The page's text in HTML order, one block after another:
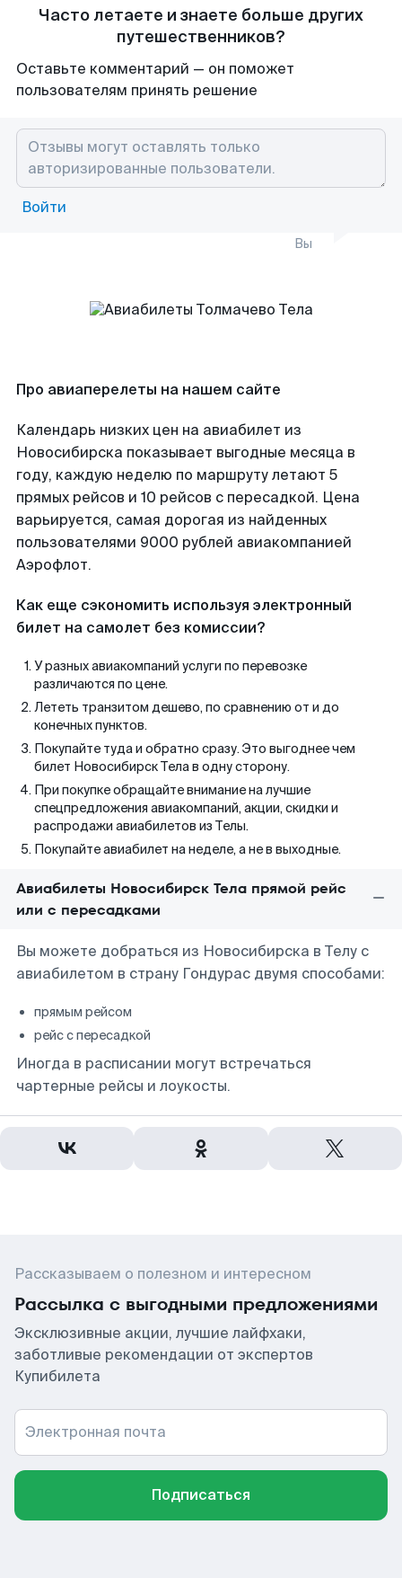
Часто летаете и знаете больше других
путешественников?
Оставьте комментарий — он поможет
пользователям принять решение
Войти
Вы
Про авиаперелеты на нашем сайте
Календарь низких цен на авиабилет из
Новосибирска показывает выгодные месяца в
году, каждую неделю по маршруту летают 5
прямых рейсов и 10 рейсов с пересадкой. Цена
варьируется, самая дорогая из найденных
пользователями 9000 рублей авиакомпанией
Аэрофлот.
Как еще сэкономить используя электронный
билет на самолет без комиссии?
У разных авиакомпаний услуги по перевозке
различаются по цене.
Лететь транзитом дешево, по сравнению от и до
конечных пунктов.
Покупайте туда и обратно сразу. Это выгоднее чем
билет Новосибирск Тела в одну сторону.
При покупке обращайте внимание на лучшие
спецпредложения авиакомпаний, акции, скидки и
распродажи авиабилетов из Телы.
Покупайте авиабилет на неделе, а не в выходные.
Авиабилеты Новосибирск Тела прямой рейс
или с пересадками
Вы можете добраться из Новосибирска в Телу с
авиабилетом в страну Гондурас двумя способами:
прямым рейсом
рейс с пересадкой
Иногда в расписании могут встречаться
чартерные рейсы и лоукосты.
Рассказываем о полезном и интересном
Рассылка с выгодными предложениями
Эксклюзивные акции, лучшие лайфхаки,
заботливые рекомендации от экспертов
Купибилета
Электронная почта
Подписаться